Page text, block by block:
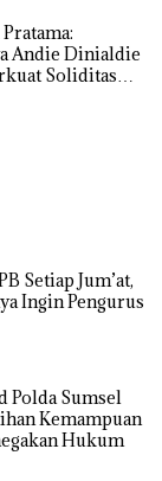
Andie Dinialdie
Soliditas
Setiap Jum’at,
Ingin Pengurus
Polda Sumsel
Kemampuan
Hukum